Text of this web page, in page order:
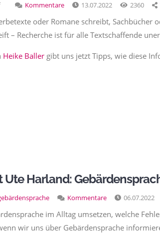
Kommentare 13.07.2022 2360
oder Romane schreibt,
– Recherche ist für alle Textschaffende
Heike Baller gibt uns jetzt Tipps, wie diese
Ute Harland:
Kommentare 06.07.2022
im Alltag umsetzen, welche
wir uns über Gebärdensprache